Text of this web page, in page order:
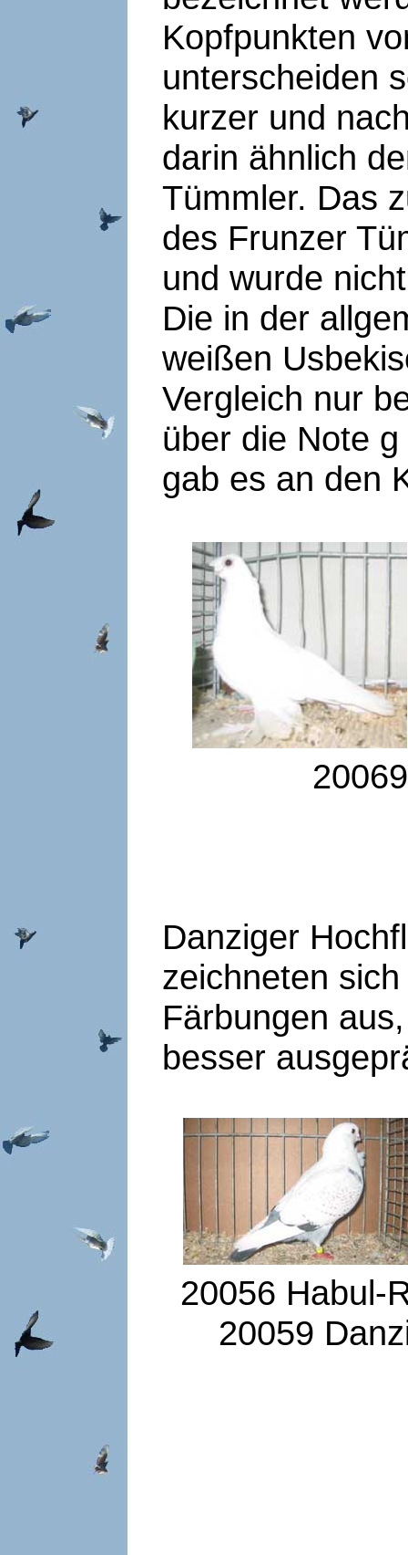
Kopfpunkten
unterscheiden
kurzer und
darin ähnlich
Tümmler. Das
des Frunzer
und wurde
Die in der
weißen
Vergleich nur
über die Note
gab es an den
Danziger
zeichneten
Färbungen
besser
20056 Habul-
20059